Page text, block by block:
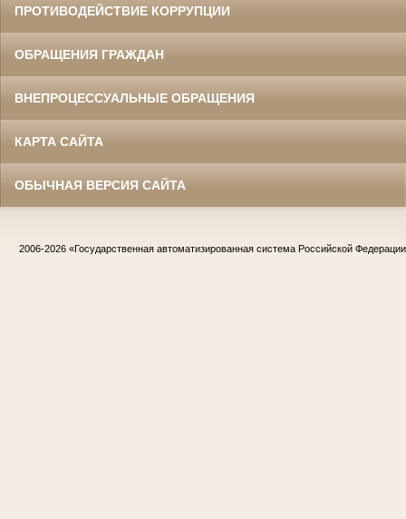
ПРОТИВОДЕЙСТВИЕ КОРРУПЦИИ
ОБРАЩЕНИЯ ГРАЖДАН
ВНЕПРОЦЕССУАЛЬНЫЕ ОБРАЩЕНИЯ
КАРТА САЙТА
ОБЫЧНАЯ ВЕРСИЯ САЙТА
2006-2026 «Государственная автоматизированная система Российской